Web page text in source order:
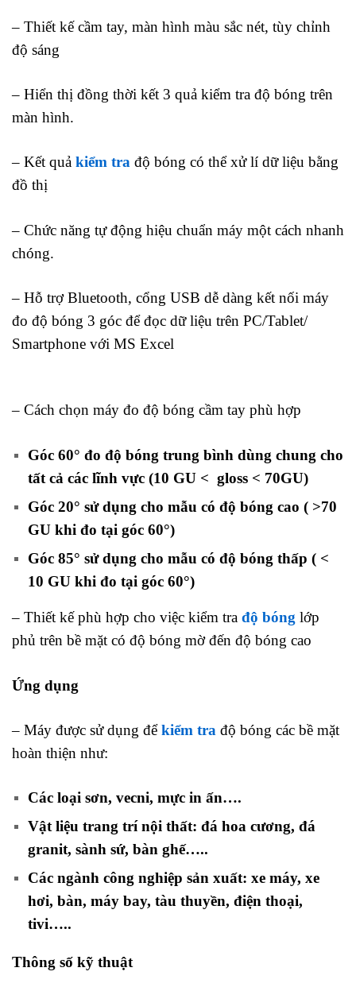
– Thiết kế cầm tay, màn hình màu sắc nét, tùy chỉnh
độ sáng
– Hiển thị đồng thời kết 3 quả kiểm tra độ bóng trên
màn hình.
– Kết quả kiểm tra độ bóng có thể xử lí dữ liệu bằng
đồ thị
– Chức năng tự động hiệu chuẩn máy một cách nhanh
chóng.
– Hỗ trợ Bluetooth, cổng USB dễ dàng kết nối máy
đo độ bóng 3 góc để đọc dữ liệu trên PC/Tablet/
Smartphone với MS Excel
– Cách chọn máy đo độ bóng cầm tay phù hợp
Góc 60° đo độ bóng trung bình dùng chung cho
tất cả các lĩnh vực (10 GU < gloss < 70GU)
Góc 20° sử dụng cho mẫu có độ bóng cao ( >70
GU khi đo tại góc 60°)
Góc 85° sử dụng cho mẫu có độ bóng thấp ( <
10 GU khi đo tại góc 60°)
– Thiết kế phù hợp cho việc kiểm tra độ bóng lớp
phủ trên bề mặt có độ bóng mờ đến độ bóng cao
Ứng dụng
– Máy được sử dụng đểkiểm tra độ bóng các bề mặt
hoàn thiện như:
Các loại sơn, vecni, mực in ấn….
Vật liệu trang trí nội thất: đá hoa cương, đá
granit, sành sứ, bàn ghế…..
Các ngành công nghiệp sản xuất: xe máy, xe
hơi, bàn, máy bay, tàu thuyền, điện thoại,
tivi…..
Thông số kỹ thuật